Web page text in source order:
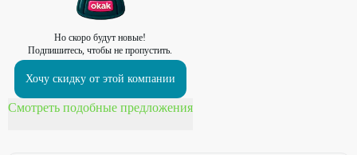
Но скоро будут новые!
Подпишитесь, чтобы не пропустить.
Хочу скидку от этой компании
Смотреть подобные предложения